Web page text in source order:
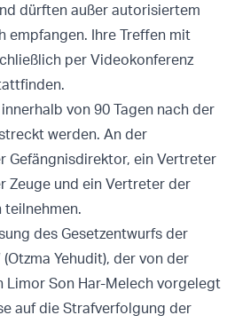
dürften außer autorisiertem
empfangen. Ihre Treffen mit
per Videokonferenz
von 90 Tagen nach der
werden. An der
Gefängnisdirektor, ein Vertreter
Zeuge und ein Vertreter der
teilnehmen.
des Gesetzentwurfs der
Yehudit), der von der
Limor Son Har-Melech vorgelegt
auf die Strafverfolgung der